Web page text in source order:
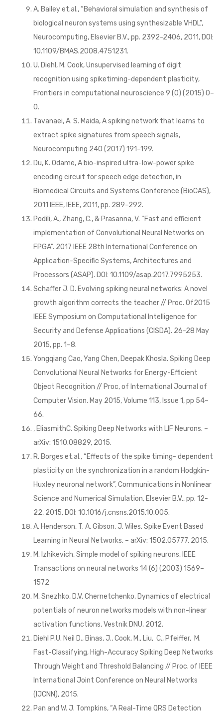
A. Bailey et.al., “Behavioral simulation and synthesis of
biological neuron systems using synthesizable VHDL”,
Neurocomputing, Elsevier B.V., pp. 2392-2406, 2011, DOI:
10.1109/BMAS.2008.4751231.
U. Diehl, M. Cook, Unsupervised learning of digit
recognition using spiketiming-dependent plasticity,
Frontiers in computational neuroscience 9 (0) (2015) 0–
0.
Tavanaei, A. S. Maida, A spiking network that learns to
extract spike signatures from speech signals,
Neurocomputing 240 (2017) 191–199.
Du, K. Odame, A bio-inspired ultra-low-power spike
encoding circuit for speech edge detection, in:
Biomedical Circuits and Systems Conference (BioCAS),
2011 IEEE, IEEE, 2011, pp. 289–292.
Podili, A., Zhang, C., & Prasanna, V. “Fast and efficient
implementation of Convolutional Neural Networks on
FPGA”. 2017 IEEE 28th International Conference on
Application-Specific Systems, Architectures and
Processors (ASAP). DOI: 10.1109/asap.2017.7995253.
Schaffer J. D. Evolving spiking neural networks: A novel
growth algorithm corrects the teacher // Proc. Of2015
IEEE Symposium on Computational Intelligence for
Security and Defense Applications (CISDA). 26-28 May
2015, pp. 1–8.
Yongqiang Cao, Yang Chen, Deepak Khosla. Spiking Deep
Convolutional Neural Networks for Energy-Efficient
Object Recognition // Proc, of International Journal of
Computer Vision. May 2015, Volume 113, Issue 1, pp 54–
66.
, EliasmithC. Spiking Deep Networks with LIF Neurons. –
arXiv: 1510.08829, 2015.
R. Borges et.al., “Effects of the spike timing- dependent
plasticity on the synchronization in a random Hodgkin-
Huxley neuronal network”, Communications in Nonlinear
Science and Numerical Simulation, Elsevier B.V., pp. 12-
22, 2015, DOI: 10.1016/j.cnsns.2015.10.005.
A. Henderson, T. A. Gibson, J. Wiles. Spike Event Based
Learning in Neural Networks. – arXiv: 1502.05777, 2015.
M. Izhikevich, Simple model of spiking neurons, IEEE
Transactions on neural networks 14 (6) (2003) 1569–
1572
M. Snezhko, D.V. Chernetchenko, Dynamics of electrical
potentials of neuron networks models with non-linear
activation functions, Vestnik DNU, 2012.
Diehl P.U. Neil D., Binas, J., Cook, M., Liu, C., Pfeiffer, M.
Fast-Classifying, High-Accuracy Spiking Deep Networks
Through Weight and Threshold Balancing // Proc. of IEEE
International Joint Conference on Neural Networks
(IJCNN), 2015.
Pan and W. J. Tompkins, “A Real-Time QRS Detection